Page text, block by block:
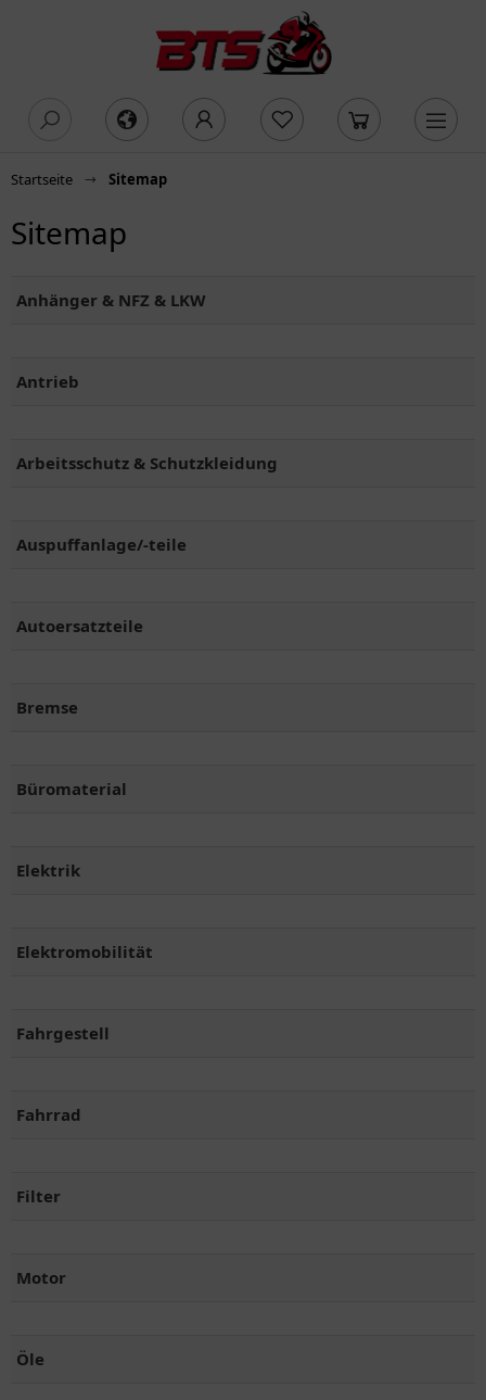
Startseite Sitemap
Sitemap
Anhänger & NFZ & LKW
Antrieb
Arbeitsschutz & Schutzkleidung
Auspuffanlage/-teile
Autoersatzteile
Bremse
Büromaterial
Elektrik
Elektromobilität
Fahrgestell
Fahrrad
Filter
Motor
Öle